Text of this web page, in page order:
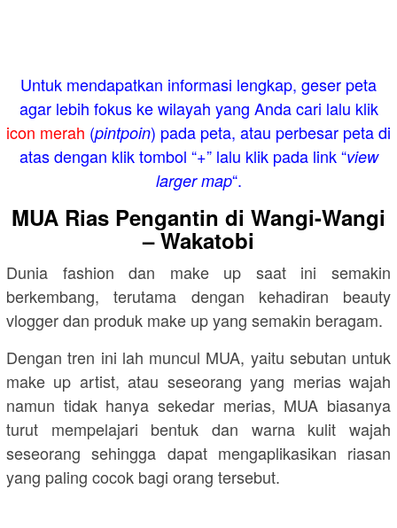
Untuk mendapatkan informasi lengkap, geser peta
agar lebih fokus ke wilayah yang Anda cari lalu klik
icon merah (pintpoin) pada peta, atau perbesar peta di
atas dengan klik tombol “+” lalu klik pada link “view
larger map“.
MUA Rias Pengantin di Wangi-Wangi
– Wakatobi
Dunia fashion dan make up saat ini semakin
berkembang, terutama dengan kehadiran beauty
vlogger dan produk make up yang semakin beragam.
Dengan tren ini lah muncul MUA, yaitu sebutan untuk
make up artist, atau seseorang yang merias wajah
namun tidak hanya sekedar merias, MUA biasanya
turut mempelajari bentuk dan warna kulit wajah
seseorang sehingga dapat mengaplikasikan riasan
yang paling cocok bagi orang tersebut.